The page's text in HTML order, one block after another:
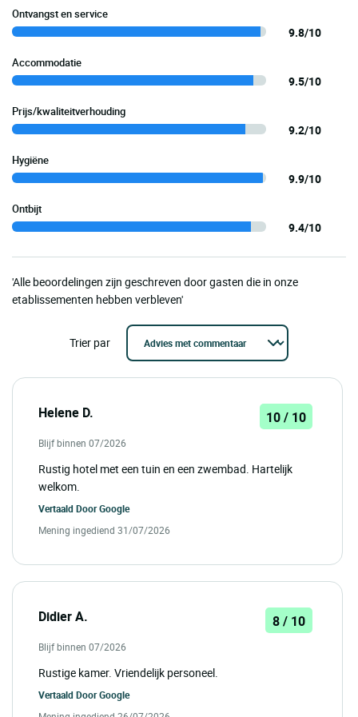
Ontvangst en service
9.8/10
Accommodatie
9.5/10
Prijs/kwaliteitverhouding
9.2/10
Hygiëne
9.9/10
Ontbijt
9.4/10
'Alle beoordelingen zijn geschreven door gasten die in onze
etablissementen hebben verbleven'
Trier par
Helene D. 10 / 10
Blijf binnen 07/2026
Rustig hotel met een tuin en een zwembad. Hartelijk
welkom.
Vertaald DoorGoogle
Mening ingediend 31/07/2026
Didier A. 8 / 10
Blijf binnen 07/2026
Rustige kamer. Vriendelijk personeel.
Vertaald DoorGoogle